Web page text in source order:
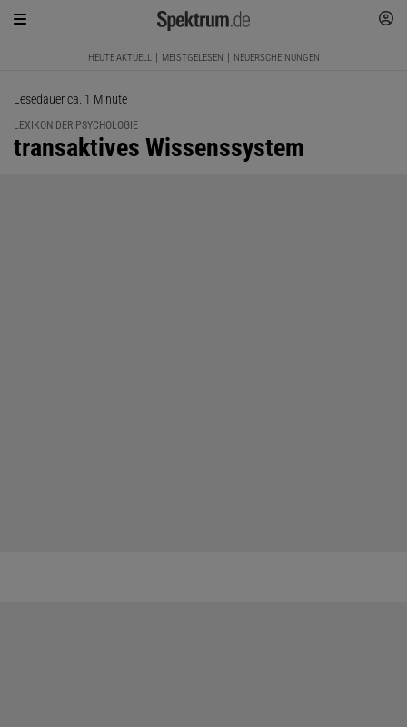
HEUTE AKTUELL MEISTGELESEN NEUERSCHEINUNGEN
Lesedauer ca. 1 Minute
LEXIKON DER PSYCHOLOGIE
:
transaktives Wissenssystem